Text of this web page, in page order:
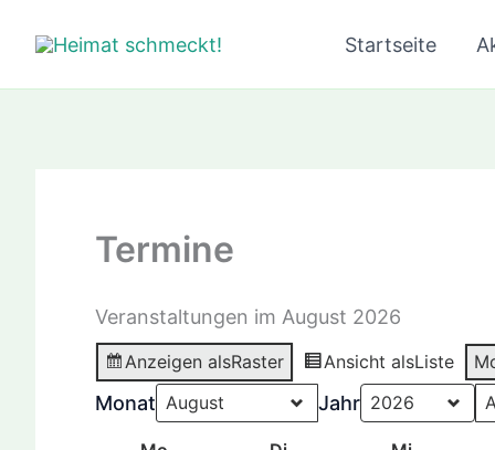
Inhalt
Startseite
Termine
Veranstaltungen im August 2026
Anzeigen alsRaster Ansicht alsListe
Monat Jahr